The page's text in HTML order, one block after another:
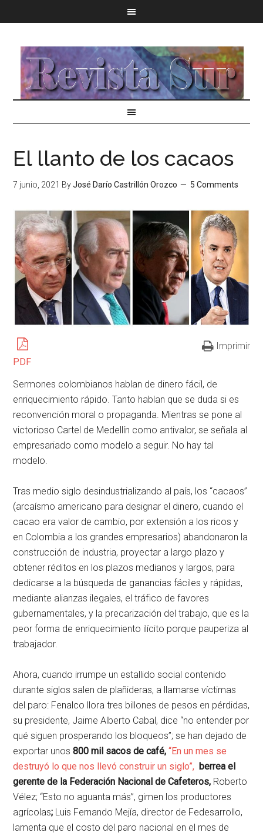
El llanto de los cacaos
7 junio, 2021 ByJosé Darío Castrillón Orozco 5 Comments
PDF
Imprimir
Sermones colombianos hablan de dinero fácil, de
enriquecimiento rápido. Tanto hablan que se duda si es
reconvención moral o propaganda. Mientras se pone al
victorioso Cartel de Medellín como antivalor, se señala al
empresariado como modelo a seguir. No hay tal
modelo.
Tras medio siglo desindustrializando al país, los “cacaos”
(arcaísmo americano para designar el dinero, cuando el
cacao era valor de cambio, por extensión a los ricos y
en Colombia a los grandes empresarios) abandonaron la
construcción de industria, proyectar a largo plazo y
obtener réditos en los plazos medianos y largos, para
dedicarse a la búsqueda de ganancias fáciles y rápidas,
mediante alianzas ilegales, el tráfico de favores
gubernamentales, y la precarización del trabajo, que es la
peor forma de enriquecimiento ilícito porque pauperiza al
trabajador.
Ahora, cuando irrumpe un estallido social contenido
durante siglos salen de plañideras, a llamarse víctimas
del paro: Fenalco llora tres billones de pesos en pérdidas,
su presidente, Jaime Alberto Cabal, dice “no entender por
qué siguen prosperando los bloqueos”; se han dejado de
exportar unos800 mil sacos de café,“En un mes se
destruyó lo que nos llevó construir un siglo”, berrea el
gerente de la Federación Nacional de Cafeteros, Roberto
Vélez; “Esto no aguanta más”, gimen los productores
agrícolas; Luis Fernando Mejía, director de Fedesarrollo,
lamenta que el costo del paro nacional en el mes de